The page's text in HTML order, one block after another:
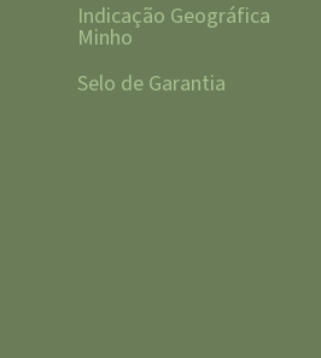
Indicação Geográfica
Minho
Selo de Garantia